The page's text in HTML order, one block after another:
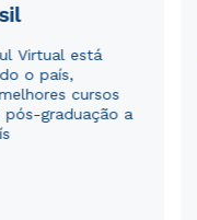
Virtual está
o país,
cursos
pós-graduação a